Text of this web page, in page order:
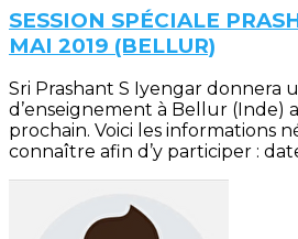
SESSION SPÉCIALE
MAI 2019 (BELLUR)
Sri Prashant S Iyengar donnera
d’enseignement à Bellur (Inde)
prochain. Voici les informations
connaître afin d’y participer :